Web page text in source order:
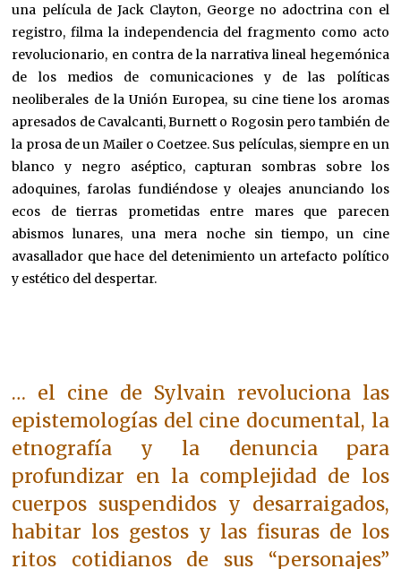
una película de Jack Clayton, George no adoctrina con el
registro, filma la independencia del fragmento como acto
revolucionario, en contra de la narrativa lineal hegemónica
de los medios de comunicaciones y de las políticas
neoliberales de la Unión Europea, su cine tiene los aromas
apresados de Cavalcanti, Burnett o Rogosin pero también de
la prosa de un Mailer o Coetzee. Sus películas, siempre en un
blanco y negro aséptico, capturan sombras sobre los
adoquines, farolas fundiéndose y oleajes anunciando los
ecos de tierras prometidas entre mares que parecen
abismos lunares, una mera noche sin tiempo, un cine
avasallador que hace del detenimiento un artefacto político
y estético del despertar.
… el cine de Sylvain revoluciona las
epistemologías del cine documental, la
etnografía y la denuncia para
profundizar en la complejidad de los
cuerpos suspendidos y desarraigados,
habitar los gestos y las fisuras de los
ritos cotidianos de sus “personajes”